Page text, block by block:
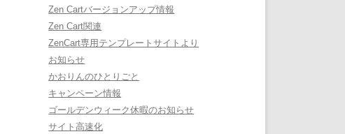
Zen Cartバージョンアップ情報
Zen Cart関連
ZenCart専用テンプレートサイトより
お知らせ
かおりんのひとりごと
キャンペーン情報
ゴールデンウィーク休暇のお知らせ
サイト高速化